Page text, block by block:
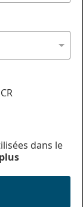
dans le